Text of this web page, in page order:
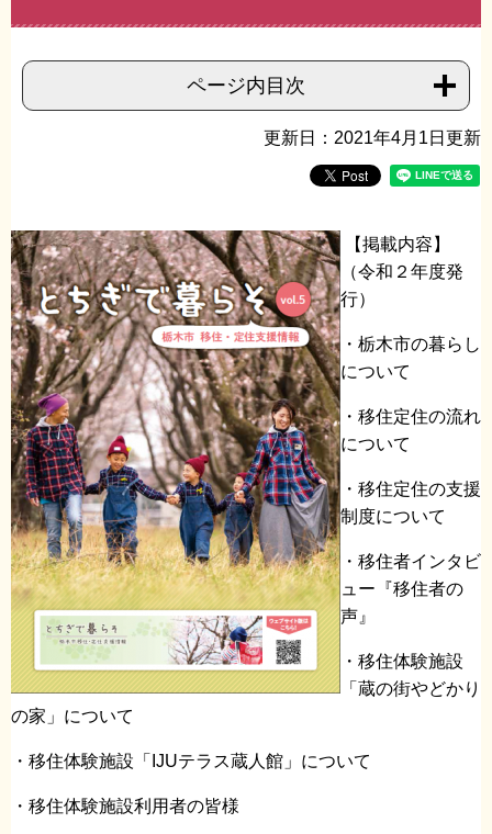
ページ内目次
更新日：2021年4月1日更新
【掲載内容】
（令和２年度発
行）
・栃木市の暮らし
について
・移住定住の流れ
について
・移住定住の支援
制度について
・移住者インタビ
ュー『移住者の
声』
・移住体験施設
「蔵の街やどかり
の家」について
・移住体験施設「IJUテラス蔵人館」について
・移住体験施設利用者の皆様